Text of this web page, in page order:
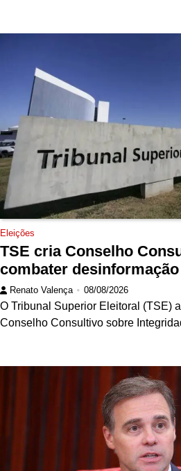
Eleições
TSE cria Conselho
combater
Renato Valença 08/08/2026
O Tribunal Superior Eleitoral (TSE)
Conselho Consultivo sobre